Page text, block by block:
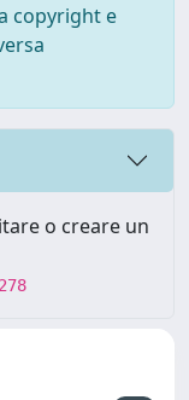
copyright e
o creare un